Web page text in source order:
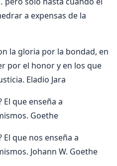
a expensas de la
la gloria por la bondad, en
por el honor y en los que
Eladio Jara
que enseña a
Goethe
que nos enseña a
Johann W. Goethe